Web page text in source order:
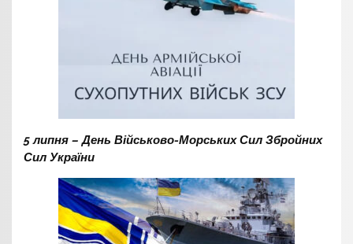
5 липня – День Військово-Морських Сил Збройних
Сил України